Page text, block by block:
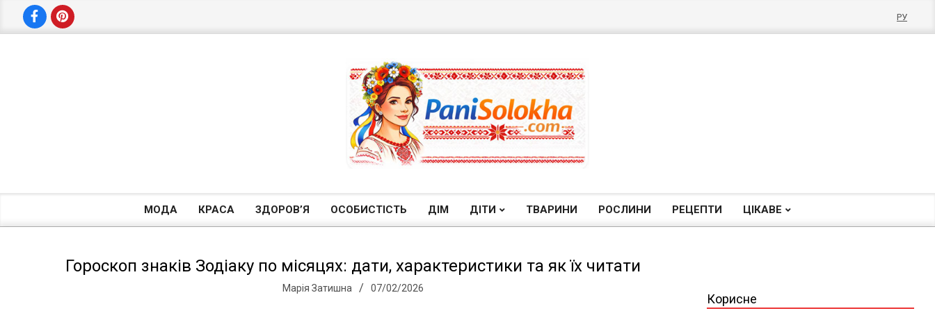
РУ
а
н
Primary
МОДА КРАСА ЗДОРОВ’Я ОСОБИСТІСТЬ ДІМ ДІТИ ТВАРИНИ РОСЛИНИ РЕЦЕПТИ ЦІКАВЕ
Гороскоп знаків Зодіаку по місяцях: дати, характеристики та як їх читати
Марія Затишна 07/02/2026
Корисне